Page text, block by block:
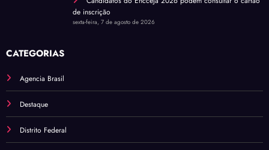
de inscrição
sexta-feira, 7 de agosto de 2026
CATEGORIAS
Agencia Brasil
Destaque
Distrito Federal